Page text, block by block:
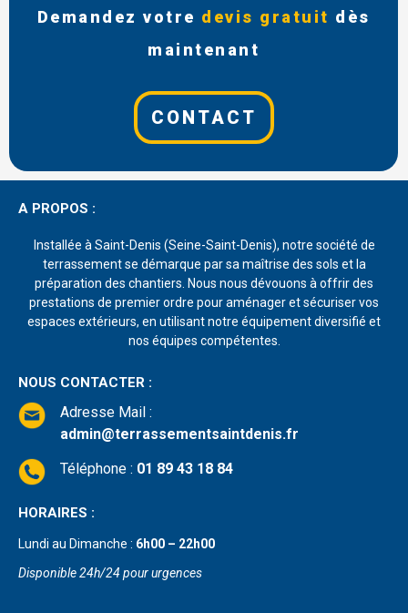
Demandez votre devis gratuit dès
maintenant
CONTACT
A PROPOS :
Installée à Saint-Denis (Seine-Saint-Denis), notre société de
terrassement se démarque par sa maîtrise des sols et la
préparation des chantiers. Nous nous dévouons à offrir des
prestations de premier ordre pour aménager et sécuriser vos
espaces extérieurs, en utilisant notre équipement diversifié et
nos équipes compétentes.
NOUS CONTACTER :
Adresse Mail :
admin@terrassementsaintdenis.fr
Téléphone : 01 89 43 18 84
HORAIRES :
Lundi au Dimanche : 6h00 – 22h00
Disponible 24h/24 pour urgences